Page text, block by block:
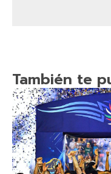
También te